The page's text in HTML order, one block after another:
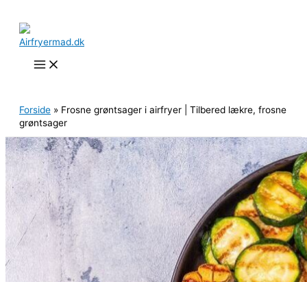
indholdet
Forside » Frosne grøntsager i airfryer | Tilbered lækre, frosne
grøntsager